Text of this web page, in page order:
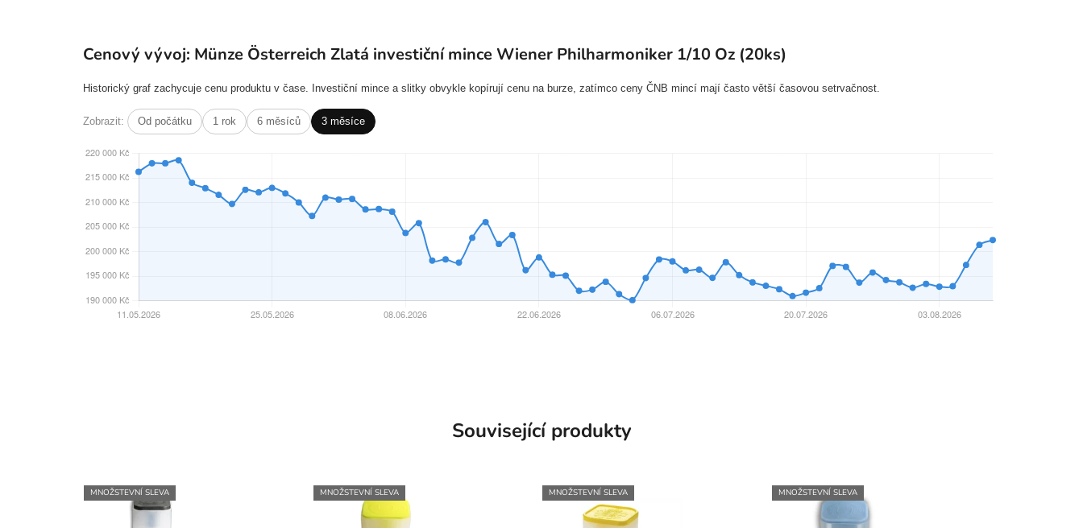
Cenový vývoj: Münze Österreich Zlatá investiční mince Wiener Philharmoniker 1/10 Oz (20ks)
Historický graf zachycuje cenu produktu v čase. Investiční mince a slitky obvykle kopírují cenu na burze, zatímco ceny ČNB mincí mají často větší časovou setrvačnost.
Zobrazit: Od počátku 1 rok 6 měsíců 3 měsíce
Související produkty
MNOŽSTEVNÍ SLEVA MNOŽSTEVNÍ SLEVA MNOŽSTEVNÍ SLEVA MNOŽSTEVNÍ SLEVA